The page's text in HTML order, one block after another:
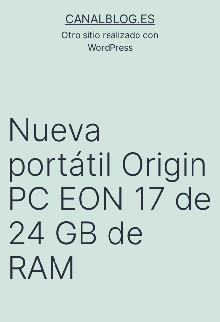
CANALBLOG.ES
Otro sitio realizado con
WordPress
Nueva
portátil Origin
PC EON 17 de
24 GB de
RAM